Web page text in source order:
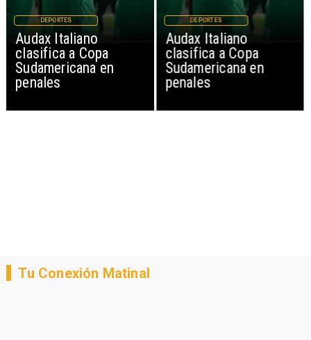
Audax Italiano
clasifica a Copa
Sudamericana en
penales
DEPORTES
Audax Italiano
clasifica a Copa
Sudamericana en
penales
DEPORTES
Tu Conexión Matinal